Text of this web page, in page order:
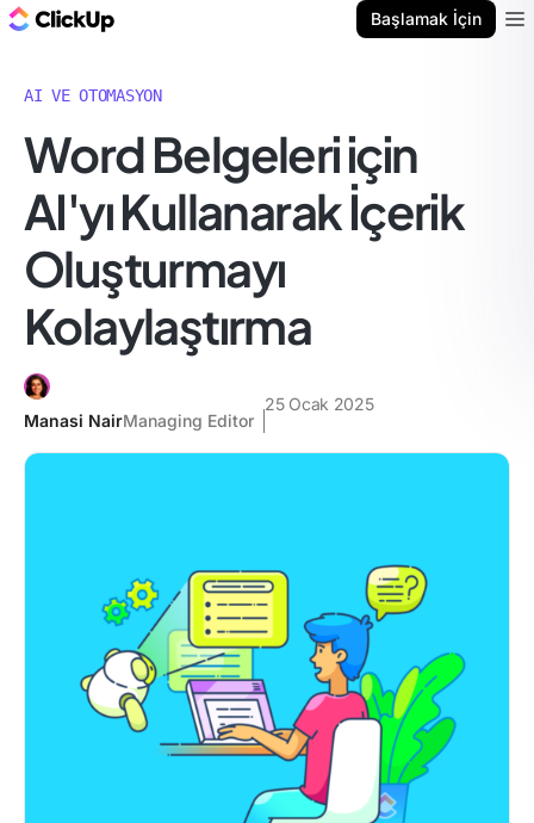
Başlamak İçin
AI VE OTOMASYON
Word Belgeleri için
AI'yı Kullanarak İçerik
Oluşturmayı
Kolaylaştırma
Manasi NairManaging Editor
25 Ocak 2025